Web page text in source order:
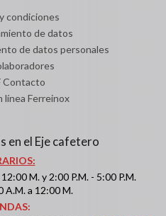
condiciones
de datos
de datos personales
Contacto
línea Ferreinox
en el Eje cafetero
M. y 2:00 P.M. - 5:00 P.M.
A.M. a 12:00 M.